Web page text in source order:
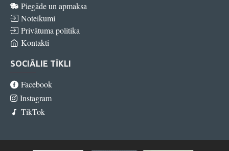
Piegāde un apmaksa
Noteikumi
Privātuma politika
Kontakti
SOCIĀLIE TĪKLI
Facebook
Instagram
TikTok